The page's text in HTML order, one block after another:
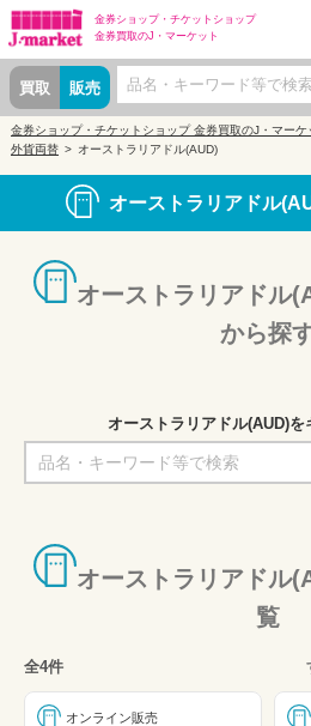
金券ショップ・ チケットショップ
金券買取のJ・マーケット
買取 販売
金券ショップ・チケットショップ 金券買取のJ・マーケ
外貨両替
オーストラリアドル(AUD)
オーストラリアドル
オーストラリアドル
から探
オーストラリアドル(AUD)を
オーストラリアドル
覧
全4件
オンライン販売